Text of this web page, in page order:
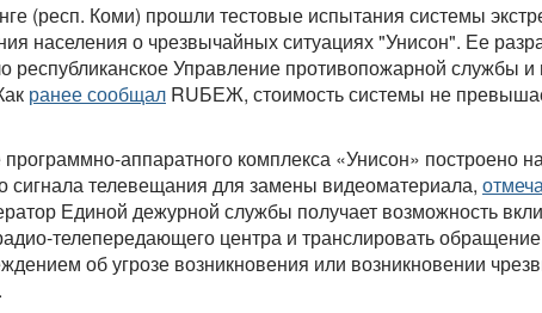
(респ. Коми) прошли тестовые испытания системы
населения о чрезвычайных ситуациях "Унисон". Ее
республиканское Управление противопожарной службы и
ранее сообщал RUБЕЖ, стоимость системы не
аппаратного комплекса «Унисон» построено
сигнала телевещания для замены видеоматериала,
Единой дежурной службы получает возможность
телепередающего центра и транслировать
об угрозе возникновения или возникновении